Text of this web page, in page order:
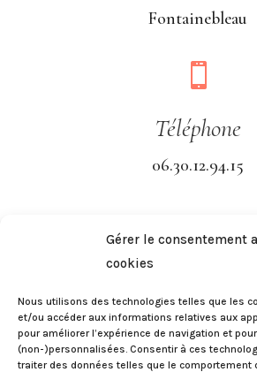
Gérer le consentement
cookies
Nous utilisons des technologies telles que les
et/ou accéder aux informations relatives aux
pour améliorer l’expérience de navigation et
(non-)personnalisées. Consentir à ces
traiter des données telles que le comportement
Fontainebleau

Téléphone
06.30.12.94.15